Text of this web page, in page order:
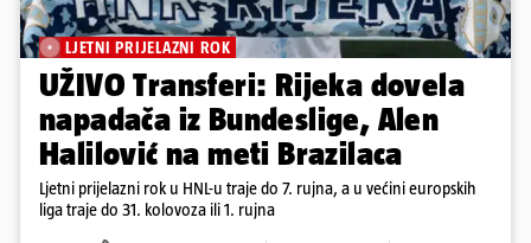
LJETNI PRIJELAZNI ROK
UŽIVO Transferi: Rijeka dovela
napadača iz Bundeslige, Alen
Halilović na meti Brazilaca
Ljetni prijelazni rok u HNL-u traje do 7. rujna, a u većini europskih
liga traje do 31. kolovoza ili 1. rujna